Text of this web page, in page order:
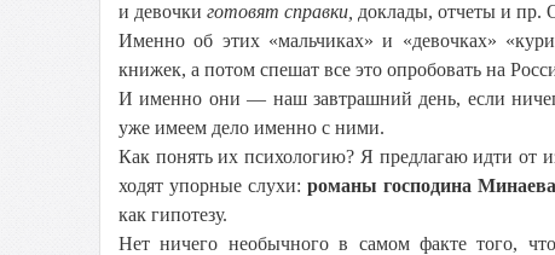
и девочки готовят справки, доклады, отчеты и пр.
Именно об этих «мальчиках» и «девочках»
книжек, а потом спешат все это опробовать на
И именно они — наш завтрашний день, если
уже имеем дело именно с ними.
Как понять их психологию? Я предлагаю идти от
ходят упорные слухи: романы господина
как гипотезу.
Нет ничего необычного в самом факте того,